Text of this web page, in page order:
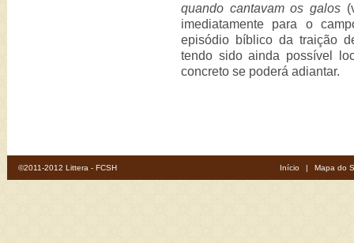
quando cantavam os galos
imediatamente para o
episódio bíblico da traição
tendo sido ainda possível
concreto se poderá adiantar.
©2011-2012 Littera - FCSH Início | Mapa do